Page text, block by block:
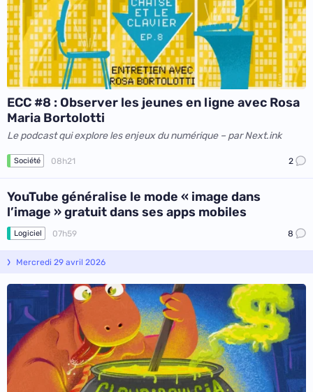
ECC #8 : Observer les jeunes en ligne avec Rosa
Maria Bortolotti
Le podcast qui explore les enjeux du numérique – par Next.ink
Société 08h21 2
YouTube généralise le mode « image dans
l’image » gratuit dans ses apps mobiles
Logiciel 07h59 8
Mercredi 29 avril 2026